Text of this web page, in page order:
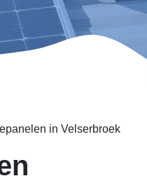
in Velserbroek